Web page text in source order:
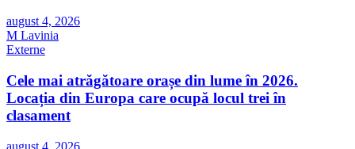
august 4, 2026
M Lavinia
Externe
Cele mai atrăgătoare orașe din lume în 2026.
Locația din Europa care ocupă locul trei în
clasament
august 4, 2026